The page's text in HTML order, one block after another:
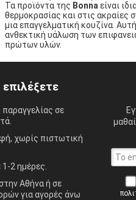
Τα προϊόντα της Bonna είναι
θερμοκρασίας και στις
μια επαγγελματική κουζίνα.
ανθεκτική υάλωση των
πρώτων υλών.
επιλέξετε
σε
χωρίς πιστωτική
2 ημέρες.
Αθήνα ή σε
για αγορές άνω